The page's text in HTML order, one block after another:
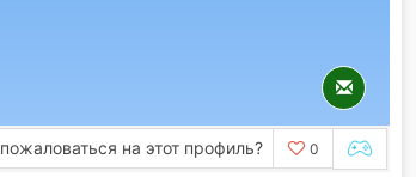
пожаловаться на этот профиль? 0